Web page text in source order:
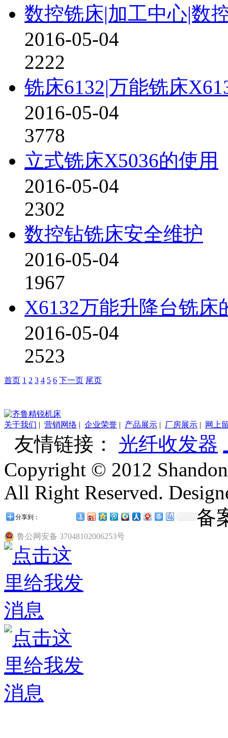
数控铣床|加工中心|数
2016-05-04
2222
铣床6132|万能铣床
2016-05-04
3778
立式铣床X5036的使用
2016-05-04
2302
数控钻铣床安全维护
2016-05-04
1967
X6132万能升降台铣床
2016-05-04
2523
首页 1 2 3 4 5 6 下一页 尾页
关于我们 | 营销网络 | 企业荣誉 | 产品展示 | 厂房展示 | 网上
友情链接： 光纤收发器
Copyright © 2012
All Right Reserved.
分享到： 备
鲁公网安备 37048102006253号